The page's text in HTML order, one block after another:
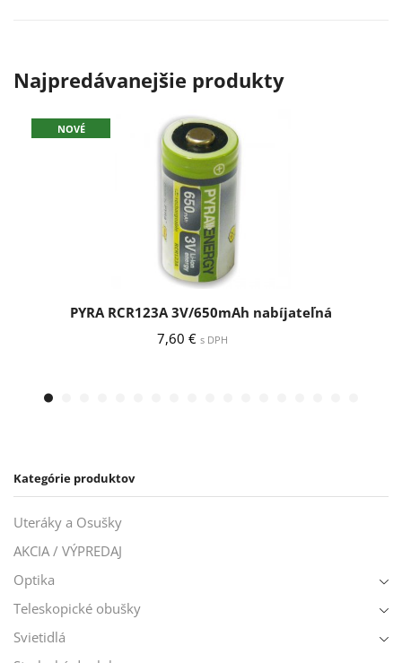
Najpredávanejšie produkty
NOVÉ
PYRA RCR123A 3V/650mAh nabíjateľná
7,60 € s DPH
Kategórie produktov
Uteráky a Osušky
AKCIA / VÝPREDAJ
Optika
Teleskopické obušky
Svietidlá